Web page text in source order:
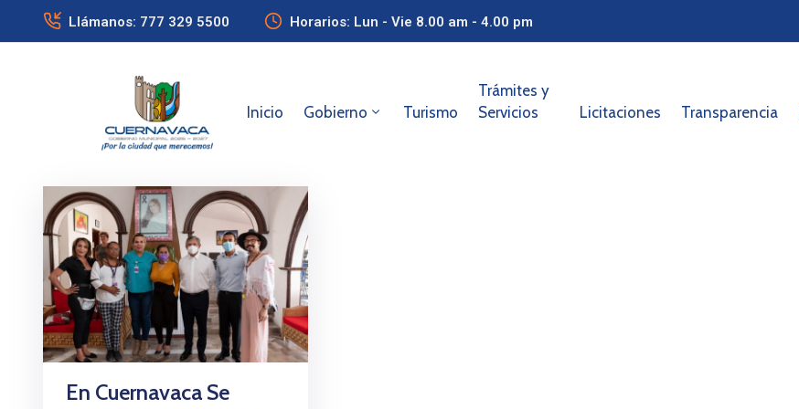
Llámanos: 777 329 5500 Horarios: Lun - Vie 8.00 am - 4.00 pm
Inicio Gobierno Turismo
Trámites y
Servicios
Licitaciones Transparencia
En Cuernavaca Se